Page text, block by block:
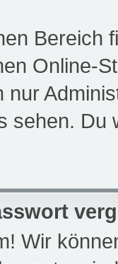
Bereich
Online-
nur
sehen.
Wir